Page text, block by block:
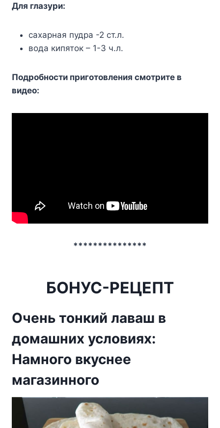
Для глазури:
сахарная пудра -2 ст.л.
вода кипяток – 1-3 ч.л.
Подробности приготовления смотрите в
видео:
***************
БОНУС-РЕЦЕПТ
Очень тонкий лаваш в
домашних условиях:
Намного вкуснее
магазинного